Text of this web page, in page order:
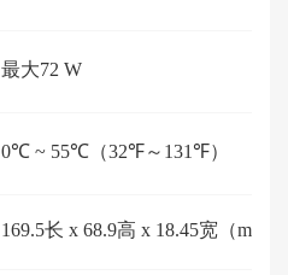
最大72 W
0℃ ~ 55℃（32℉～131℉）
169.5长 x 68.9高 x 18.45宽（mm）